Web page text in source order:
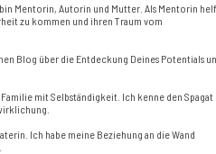
Mentorin, Autorin und Mutter. Als Mentorin
zu kommen und ihren Traum vom
Blog über die Entdeckung Deines Potentials
mit Selbständigkeit. Ich kenne den Spagat
Ich habe meine Beziehung an die Wand